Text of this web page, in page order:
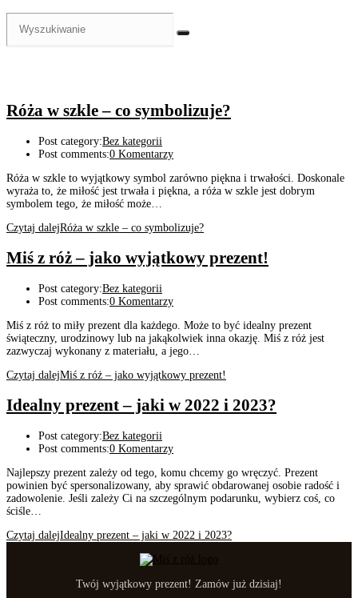
Róża w szkle – co symbolizuje?
Post category:Bez kategorii
Post comments:0 Komentarzy
Róża w szkle to wyjątkowy symbol zarówno piękna i trwałości. Doskonale
wyraża to, że miłość jest trwała i piękna, a róża w szkle jest dobrym
symbolem tego, że miłość może…
Czytaj dalejRóża w szkle – co symbolizuje?
Miś z róż – jako wyjątkowy prezent!
Post category:Bez kategorii
Post comments:0 Komentarzy
Miś z róż to miły prezent dla każdego. Może to być idealny prezent
świąteczny, urodzinowy lub na jakąkolwiek inna okazję. Miś z róż jest
zazwyczaj wykonany z materiału, a jego…
Czytaj dalejMiś z róż – jako wyjątkowy prezent!
Idealny prezent – jaki w 2022 i 2023?
Post category:Bez kategorii
Post comments:0 Komentarzy
Najlepszy prezent zależy od tego, komu chcemy go wręczyć. Prezent
powinien być spersonalizowany, aby sprawić obdarowanej osobie radość i
zadowolenie. Jeśli zależy Ci na szczególnym podarunku, wybierz coś, co
ściśle…
Czytaj dalejIdealny prezent – jaki w 2022 i 2023?
Twój wyjątkowy prezent! Zamów już dzisiaj!